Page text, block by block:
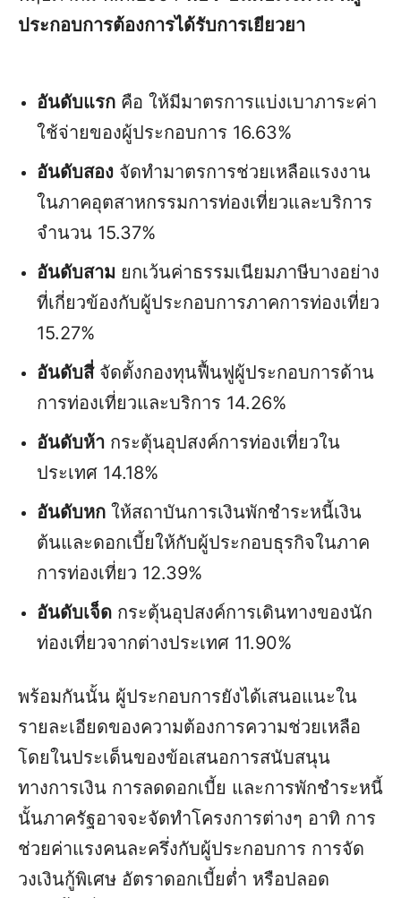
ประกอบการต้องการได้รับการเยียวยา
อันดับแรก คือ ให้มีมาตรการแบ่งเบาภาระค่า
ใช้จ่ายของผู้ประกอบการ 16.63%
อันดับสอง จัดทำมาตรการช่วยเหลือแรงงาน
ในภาคอุตสาหกรรมการท่องเที่ยวและบริการ
จำนวน 15.37%
อันดับสาม ยกเว้นค่าธรรมเนียมภาษีบางอย่าง
ที่เกี่ยวข้องกับผู้ประกอบการภาคการท่องเที่ยว
15.27%
อันดับสี่จัดตั้งกองทุนฟื้นฟูผู้ประกอบการด้าน
การท่องเที่ยวและบริการ 14.26%
อันดับห้า กระตุ้นอุปสงค์การท่องเที่ยวใน
ประเทศ 14.18%
อันดับหก ให้สถาบันการเงินพักชำระหนี้เงิน
ต้นและดอกเบี้ยให้กับผู้ประกอบธุรกิจในภาค
การท่องเที่ยว 12.39%
อันดับเจ็ด กระตุ้นอุปสงค์การเดินทางของนัก
ท่องเที่ยวจากต่างประเทศ 11.90%
พร้อมกันนั้น ผู้ประกอบการยังได้เสนอแนะใน
รายละเอียดของความต้องการความช่วยเหลือ
โดยในประเด็นของข้อเสนอการสนับสนุน
ทางการเงิน การลดดอกเบี้ย และการพักชำระหนี้
นั้นภาครัฐอาจจะจัดทำโครงการต่างๆ อาทิ การ
ช่วยค่าแรงคนละครึ่งกับผู้ประกอบการ การจัด
วงเงินกู้พิเศษ อัตราดอกเบี้ยต่ำ หรือปลอด